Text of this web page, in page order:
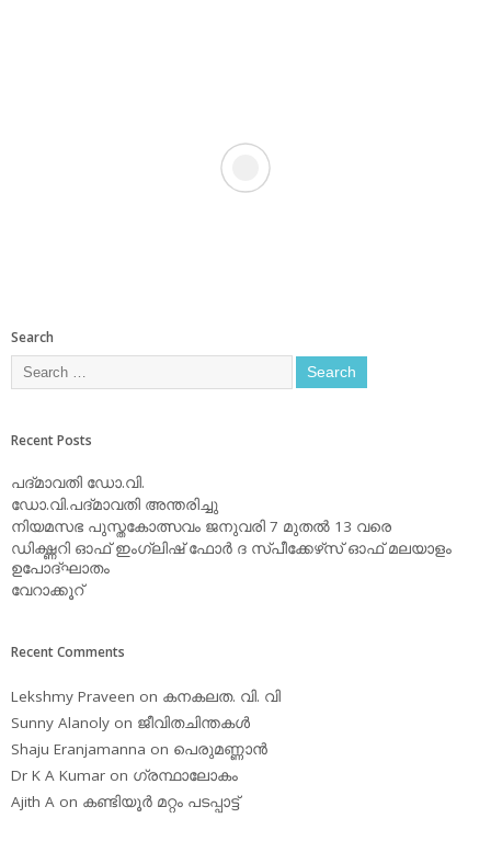
Search
Recent Posts
പദ്മാവതി ഡോ.വി.
ഡോ.വി.പദ്മാവതി അന്തരിച്ചു
നിയമസഭ പുസ്തകോത്സവം ജനുവരി 7 മുതല്‍ 13 വരെ
ഡിക്ഷ്ണറി ഓഫ് ഇംഗ്ലിഷ് ഫോര്‍ ദ സ്പീക്കേഴ്‌സ് ഓഫ് മലയാളം
ഉപോദ്ഘാതം
വേറാക്കൂറ്
Recent Comments
Lekshmy Praveen on കനകലത. വി. വി
Sunny Alanoly on ജീവിതചിന്തകള്‍
Shaju Eranjamanna on പെരുമണ്ണാന്‍
Dr K A Kumar on ഗ്രന്ഥാലോകം
Ajith A on കണ്ടിയൂര്‍ മറ്റം പടപ്പാട്ട്‌